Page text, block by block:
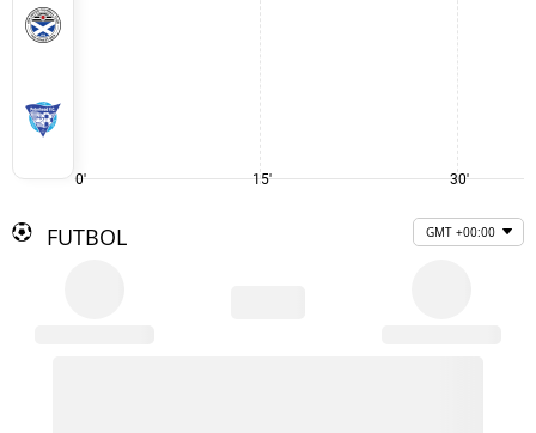
0' 15' 30'
FUTBOL GMT +00:00